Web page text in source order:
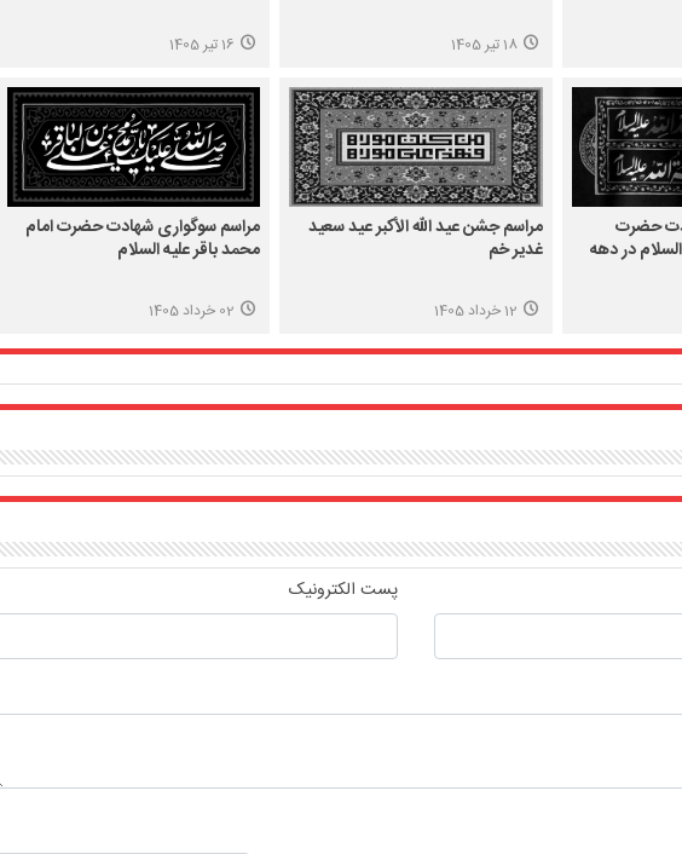
18 تیر 1405 16 تیر 1405
حضرت
السلام در دهه
مراسم جشن عید الله الأکبر عید سعید
غدیر خم
12 خرداد 1405
مراسم سوگواری شهادت حضرت امام
محمد باقر علیه السلام
02 خرداد 1405
پست الکترونیک